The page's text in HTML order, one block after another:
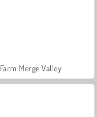
Farm Merge Valley